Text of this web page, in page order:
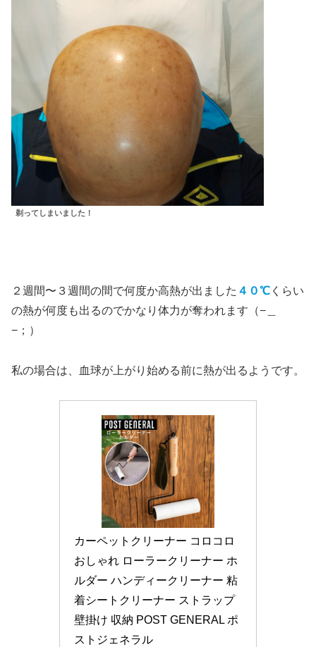
剃ってしまいました！
２週間〜３週間の間で何度か高熱が出ました ４０℃ くらい
の熱が何度も出るのでかなり体力が奪われます（−＿
−；）
私の場合は、血球が上がり始める前に熱が出るようです。
カーペットクリーナー コロコロ
おしゃれ ローラークリーナー ホ
ルダー ハンディークリーナー 粘
着シートクリーナー ストラップ
壁掛け 収納 POST GENERAL ポ
ストジェネラル